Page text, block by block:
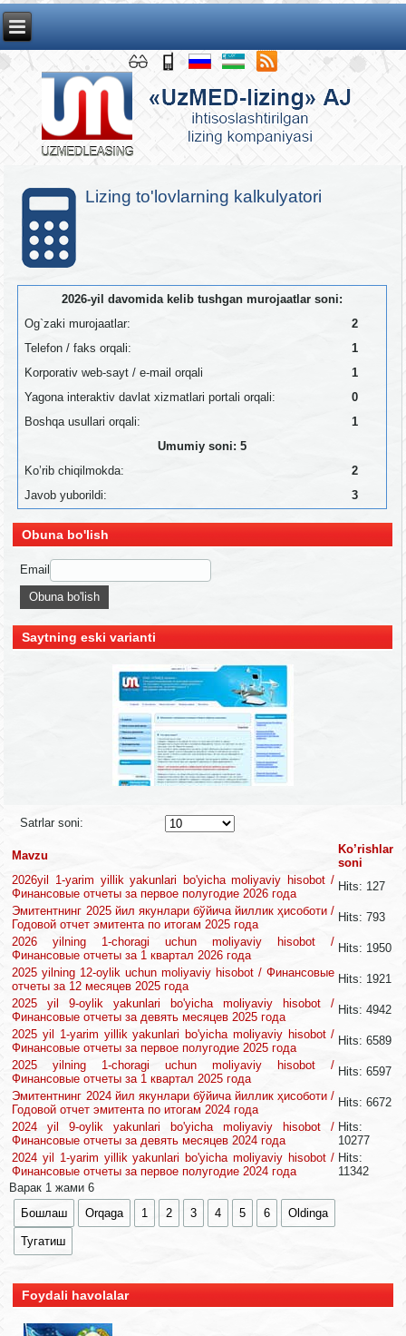
Lizing to'lovlarning kalkulyatori
2026-yil davomida kelib tushgan murojaatlar soni:
Og`zaki murojaatlar:
2
Telefon / faks orqali:
1
Korporativ web-sayt / e-mail orqali
1
Yagona interaktiv davlat xizmatlari portali orqali:
0
Boshqa usullari orqali:
1
Umumiy soni: 5
Ko’rib chiqilmokda:
2
Javob yuborildi:
3
Obuna bo'lish
Email
Saytning eski varianti
Satrlar soni:
Mavzu
Ko’rishlar
soni
2026yil 1-yarim yillik yakunlari bo'yicha moliyaviy hisobot /
Финансовые отчеты за первое полугодие 2026 года
Hits: 127
Эмитентнинг 2025 йил якунлари бўйича йиллик ҳисоботи /
Годовой отчет эмитента по итогам 2025 года
Hits: 793
2026 yilning 1-choragi uchun moliyaviy hisobot /
Финансовые отчеты за 1 квартал 2026 года
Hits: 1950
2025 yilning 12-oylik uchun moliyaviy hisobot / Финансовые
отчеты за 12 месяцев 2025 года
Hits: 1921
2025 yil 9-oylik yakunlari bo'yicha moliyaviy hisobot /
Финансовые отчеты за девять месяцев 2025 года
Hits: 4942
2025 yil 1-yarim yillik yakunlari bo'yicha moliyaviy hisobot /
Финансовые отчеты за первое полугодие 2025 года
Hits: 6589
2025 yilning 1-choragi uchun moliyaviy hisobot /
Финансовые отчеты за 1 квартал 2025 года
Hits: 6597
Эмитентнинг 2024 йил якунлари бўйича йиллик ҳисоботи /
Годовой отчет эмитента по итогам 2024 года
Hits: 6672
2024 yil 9-oylik yakunlari bo'yicha moliyaviy hisobot /
Финансовые отчеты за девять месяцев 2024 года
Hits:
10277
2024 yil 1-yarim yillik yakunlari bo'yicha moliyaviy hisobot /
Финансовые отчеты за первое полугодие 2024 года
Hits:
11342
Варак 1 жами 6
Бошлаш
Orqaga 1 2 3 4 5 6 Oldinga
Тугатиш
Foydali havolalar